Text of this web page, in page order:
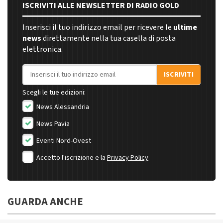
ISCRIVITI ALLE NEWSLETTER DI RADIO GOLD
Inserisci il tuo indirizzo email per ricevere le ultime
newsdirettamente nella tua casella di posta
elettronica.
Indirizzo email
ISCRIVITI
Scegli le tue edizioni:
News Alessandria
News Pavia
Eventi Nord-Ovest
Accetto l'iscrizione e la Privacy Policy
GUARDA ANCHE